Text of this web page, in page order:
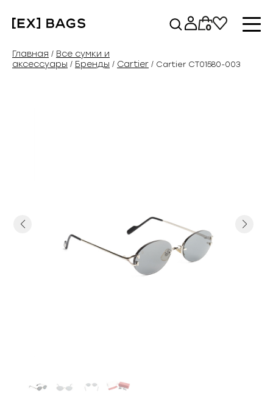
содержимому
0
Главная / Все сумки и
аксессуары / Бренды / Cartier / Cartier CT01580-003
Previous Next